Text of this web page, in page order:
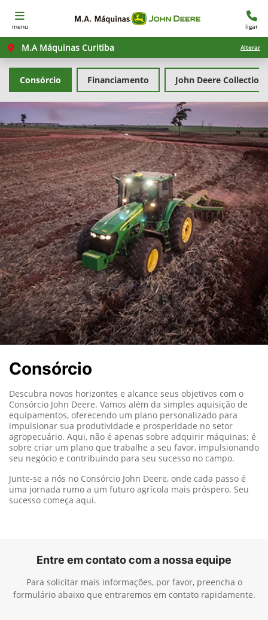
menu ligar
M.A Máquinas Curitiba Alterar
Consórcio Financiamento John Deere Collection
Consórcio
Descubra novos horizontes e alcance seus objetivos com o
Consórcio John Deere. Vamos além da simples aquisição de
equipamentos, oferecendo um plano personalizado para
impulsionar sua produtividade e prosperidade no setor
agropecuário. Aqui, não é apenas sobre adquirir máquinas; é
sobre criar um plano que trabalhe a seu favor, impulsionando
seu negócio e contribuindo para seu sucesso no campo.
Junte-se a nós no Consórcio John Deere, onde cada passo é
uma jornada rumo a um futuro agrícola mais próspero. Seu
sucesso começa aqui.
Entre em contato com a nossa equipe
Para solicitar mais informações, por favor, preencha o
formulário abaixo que entraremos em contato rapidamente.